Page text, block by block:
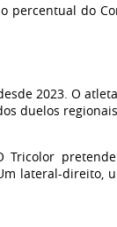
percentual do
2023. O
duelos
Tricolor
lateral-direito,